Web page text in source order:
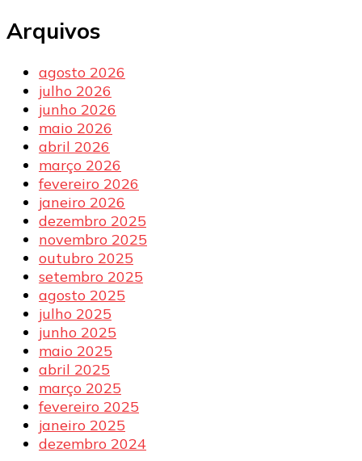
Arquivos
agosto 2026
julho 2026
junho 2026
maio 2026
abril 2026
março 2026
fevereiro 2026
janeiro 2026
dezembro 2025
novembro 2025
outubro 2025
setembro 2025
agosto 2025
julho 2025
junho 2025
maio 2025
abril 2025
março 2025
fevereiro 2025
janeiro 2025
dezembro 2024